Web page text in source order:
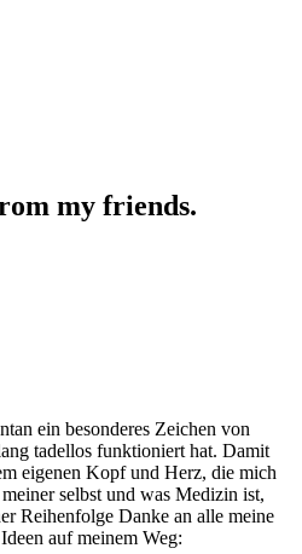
my friends.
ein besonderes Zeichen von
tadellos funktioniert hat. Damit
eigenen Kopf und Herz, die mich
selbst und was Medizin ist,
Reihenfolge Danke an alle meine
auf meinem Weg: